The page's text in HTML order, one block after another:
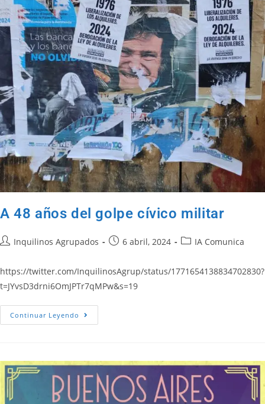
A 48 años del golpe cívico militar
Inquilinos Agrupados 6 abril, 2024 IA Comunica
https://twitter.com/InquilinosAgrup/status/1771654138834702830?
t=JYvsD3drni6OmJPTr7qMPw&s=19
Continuar Leyendo